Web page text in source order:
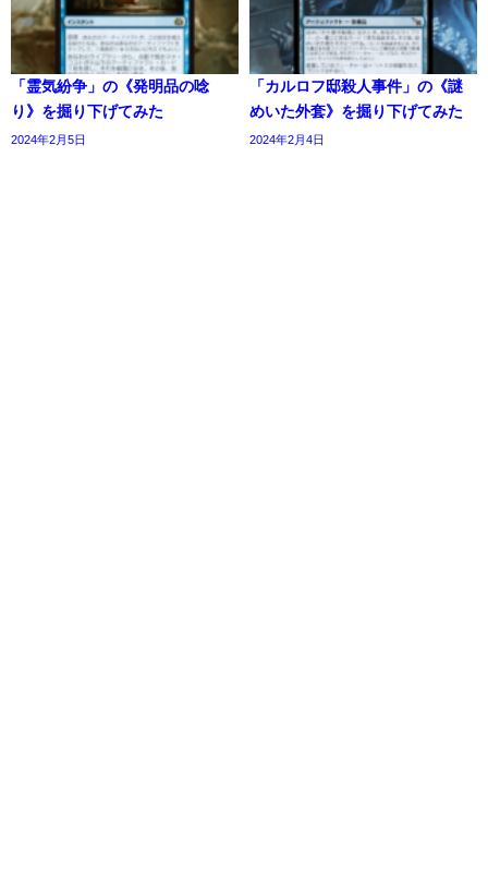
「霊気紛争」の《発明品の唸
り》を掘り下げてみた
2024年2月5日
「カルロフ邸殺人事件」の《謎
めいた外套》を掘り下げてみた
2024年2月4日